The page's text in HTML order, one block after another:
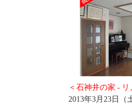
＜石神井の家 -
2013年3月23日